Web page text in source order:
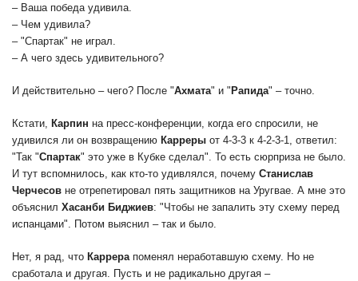
– Ваша победа удивила.
– Чем удивила?
– "Спартак" не играл.
– А чего здесь удивительного?
И действительно – чего? После "Ахмата" и "Рапида" – точно.
Кстати, Карпин на пресс-конференции, когда его спросили, не
удивился ли он возвращению Карреры от 4-3-3 к 4-2-3-1, ответил:
"Так "Спартак" это уже в Кубке сделал". То есть сюрприза не было.
И тут вспомнилось, как кто-то удивлялся, почему Станислав
Черчесов не отрепетировал пять защитников на Уругвае. А мне это
объяснил Хасанби Биджиев: "Чтобы не запалить эту схему перед
испанцами". Потом выяснил – так и было.
Нет, я рад, что Каррера поменял неработавшую схему. Но не
сработала и другая. Пусть и не радикально другая –